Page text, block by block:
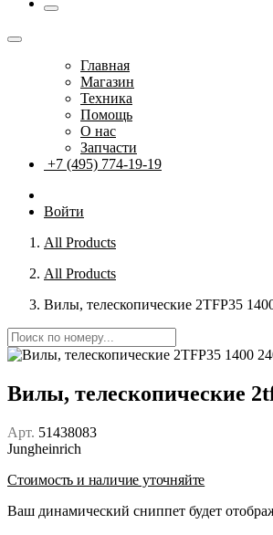
Главная
Магазин
Техника
Помощь
О нас
Запчасти
+7 (495) 774-19-19
Войти
All Products
All Products
Вилы, телескопические 2TFP35
Вилы, телескопические
Арт. 51438083
Jungheinrich
Стоимость и наличие уточняйте
Ваш динамический сниппет будет